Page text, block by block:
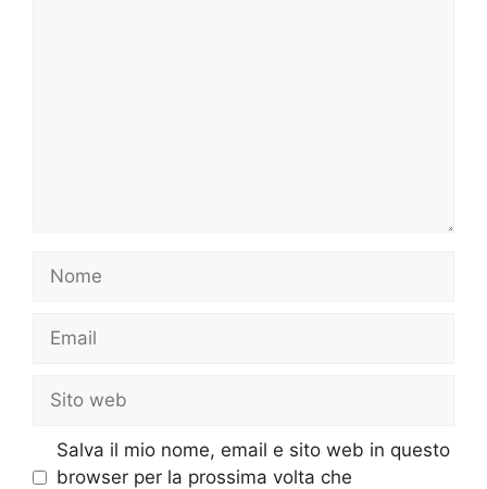
Nome
Email
Sito
web
Salva il mio nome, email e sito web in questo
browser per la prossima volta che